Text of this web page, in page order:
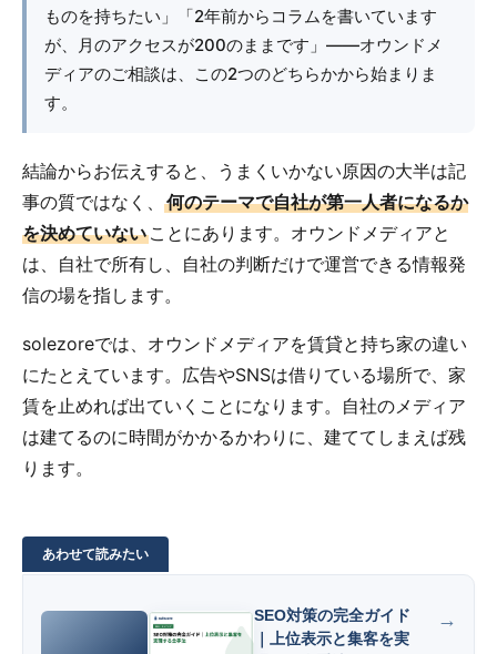
ものを持ちたい」「2年前からコラムを書いています
が、月のアクセスが200のままです」――オウンドメ
ディアのご相談は、この2つのどちらかから始まりま
す。
結論からお伝えすると、うまくいかない原因の大半は記
事の質ではなく、 何のテーマで自社が第一人者になるか
を決めていない ことにあります。オウンドメディアと
は、自社で所有し、自社の判断だけで運営できる情報発
信の場を指します。
solezoreでは、オウンドメディアを賃貸と持ち家の違い
にたとえています。広告やSNSは借りている場所で、家
賃を止めれば出ていくことになります。自社のメディア
は建てるのに時間がかかるかわりに、建ててしまえば残
ります。
SEO対策の完全ガイド
｜上位表示と集客を実